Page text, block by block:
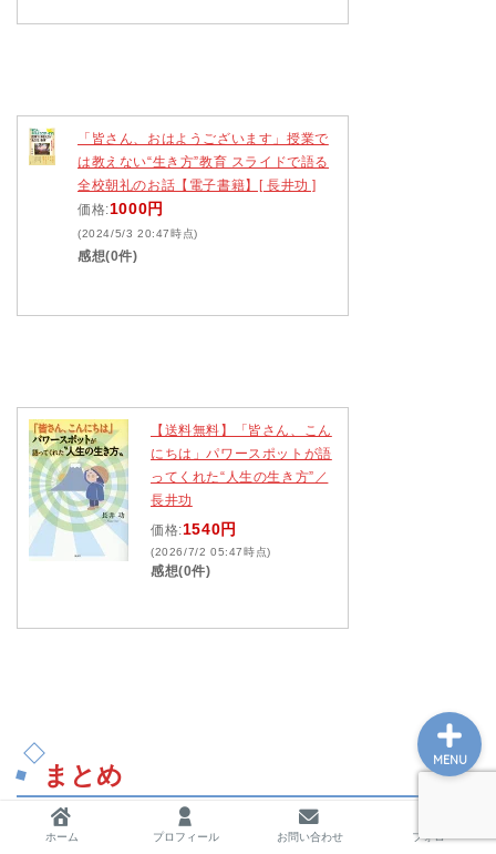
「皆さん、おはようございます」授業で
は教えない“生き方”教育 スライドで語る
全校朝礼のお話【電子書籍】[ 長井功 ]
価格:1000円
(2024/5/3 20:47時点)
感想(0件)
【送料無料】「皆さん、こん
にちは」パワースポットが語
ってくれた“人生の生き方”／
長井功
価格:1540円
(2026/7/2 05:47時点)
感想(0件)
まとめ
子供の頃、怪我をした時に「痛いの痛いのとんでいけ
ホーム プロフィール お問い合わせ フォロー
MENU
私の教育実践記録